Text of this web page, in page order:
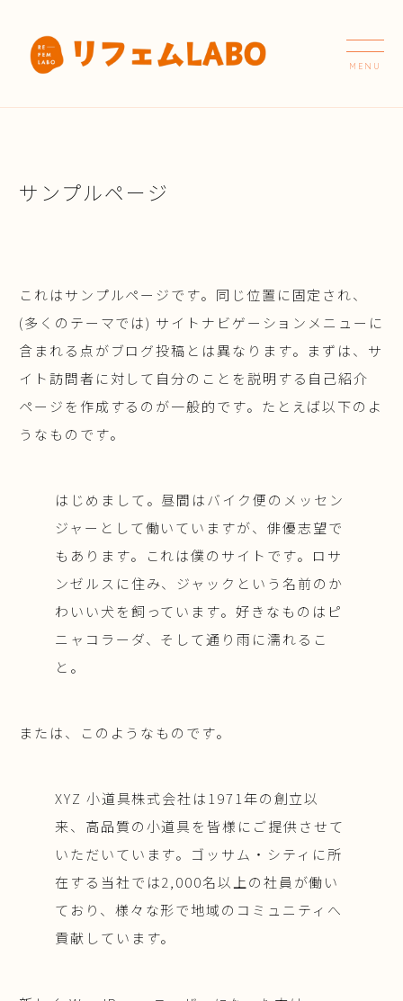
サンプルページ
これはサンプルページです。同じ位置に固定され、
(多くのテーマでは) サイトナビゲーションメニューに
含まれる点がブログ投稿とは異なります。まずは、サ
イト訪問者に対して自分のことを説明する自己紹介
ページを作成するのが一般的です。たとえば以下のよ
うなものです。
はじめまして。昼間はバイク便のメッセン
ジャーとして働いていますが、俳優志望で
もあります。これは僕のサイトです。ロサ
ンゼルスに住み、ジャックという名前のか
わいい犬を飼っています。好きなものはピ
ニャコラーダ、そして通り雨に濡れるこ
と。
または、このようなものです。
XYZ 小道具株式会社は1971年の創立以
来、高品質の小道具を皆様にご提供させて
いただいています。ゴッサム・シティに所
在する当社では2,000名以上の社員が働い
ており、様々な形で地域のコミュニティへ
貢献しています。